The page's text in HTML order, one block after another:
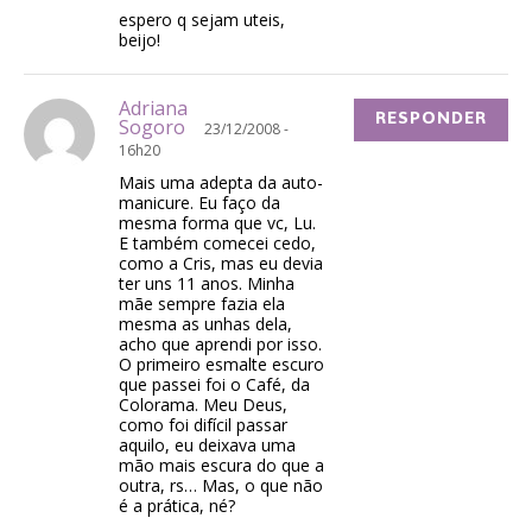
espero q sejam uteis,
beijo!
Adriana
Sogoro
23/12/2008 -
16h20
Mais uma adepta da auto-
manicure. Eu faço da
mesma forma que vc, Lu.
E também comecei cedo,
como a Cris, mas eu devia
ter uns 11 anos. Minha
mãe sempre fazia ela
mesma as unhas dela,
acho que aprendi por isso.
O primeiro esmalte escuro
que passei foi o Café, da
Colorama. Meu Deus,
como foi difícil passar
aquilo, eu deixava uma
mão mais escura do que a
outra, rs… Mas, o que não
é a prática, né?
RESPONDER